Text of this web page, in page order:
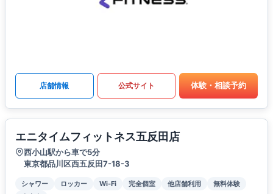
店舗情報 公式サイト 体験・相談予約
エニタイムフィットネス五反田店
西小山駅から車で5分
東京都品川区西五反田7-18-3
シャワー ロッカー Wi-Fi 完全個室 他店舗利用
無料体験